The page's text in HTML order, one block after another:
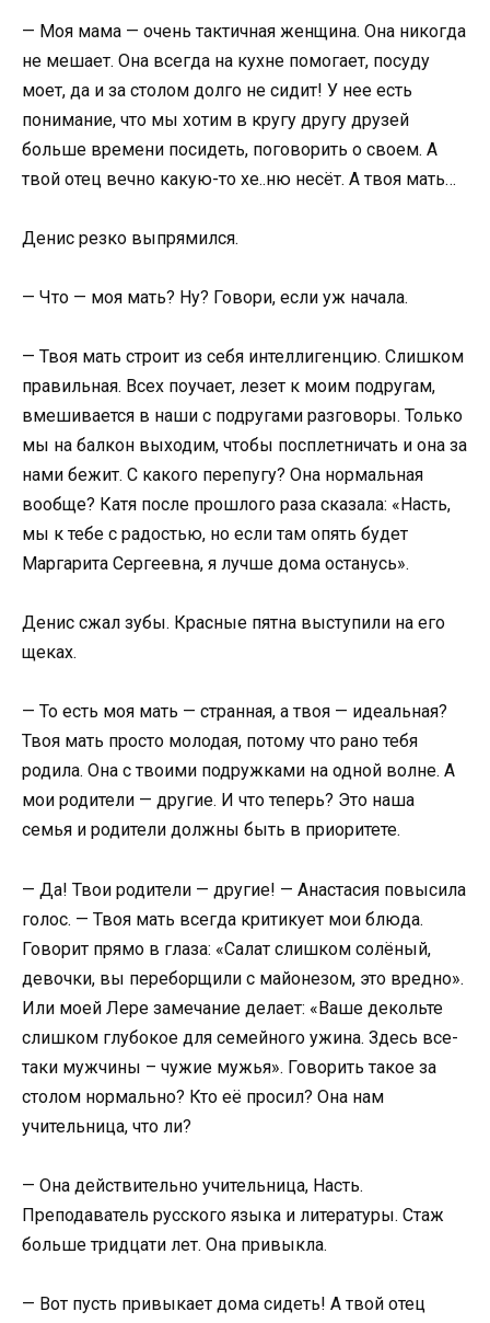
— Моя мама — очень тактичная женщина. Она никогда
не мешает. Она всегда на кухне помогает, посуду
моет, да и за столом долго не сидит! У нее есть
понимание, что мы хотим в кругу другу друзей
больше времени посидеть, поговорить о своем. А
твой отец вечно какую-то хе..ню несёт. А твоя мать…
Денис резко выпрямился.
— Что — моя мать? Ну? Говори, если уж начала.
— Твоя мать строит из себя интеллигенцию. Слишком
правильная. Всех поучает, лезет к моим подругам,
вмешивается в наши с подругами разговоры. Только
мы на балкон выходим, чтобы посплетничать и она за
нами бежит. С какого перепугу? Она нормальная
вообще? Катя после прошлого раза сказала: «Насть,
мы к тебе с радостью, но если там опять будет
Маргарита Сергеевна, я лучше дома останусь».
Денис сжал зубы. Красные пятна выступили на его
щеках.
— То есть моя мать — странная, а твоя — идеальная?
Твоя мать просто молодая, потому что рано тебя
родила. Она с твоими подружками на одной волне. А
мои родители — другие. И что теперь? Это наша
семья и родители должны быть в приоритете.
— Да! Твои родители — другие! — Анастасия повысила
голос. — Твоя мать всегда критикует мои блюда.
Говорит прямо в глаза: «Салат слишком солёный,
девочки, вы переборщили с майонезом, это вредно».
Или моей Лере замечание делает: «Ваше декольте
слишком глубокое для семейного ужина. Здесь все-
таки мужчины – чужие мужья». Говорить такое за
столом нормально? Кто её просил? Она нам
учительница, что ли?
— Она действительно учительница, Насть.
Преподаватель русского языка и литературы. Стаж
больше тридцати лет. Она привыкла.
— Вот пусть привыкает дома сидеть! А твой отец